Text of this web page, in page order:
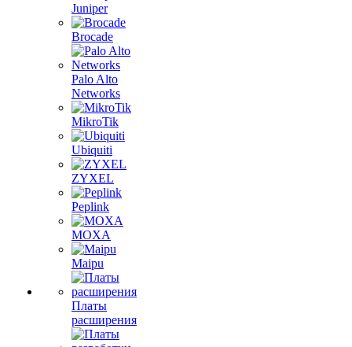
Juniper
Brocade
Palo Alto
Networks
MikroTik
Ubiquiti
ZYXEL
Peplink
MOXA
Maipu
Платы
расширения